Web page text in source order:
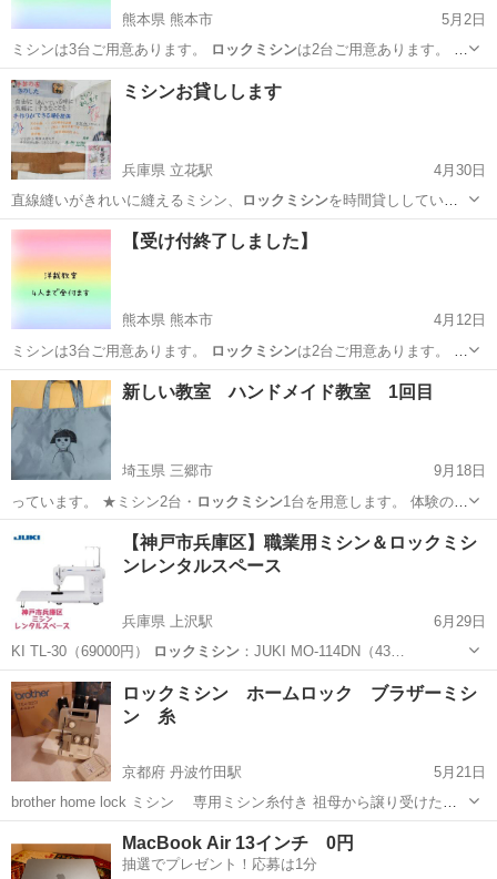
熊本県 熊本市
5月2日
ミシンは3台ご用意あります。
ロックミシンは2台ご用意あります。 使
いなれ…
熊本 熊本市 ものづくり プロフィール
ミシンお貸しします
兵庫県 立花駅
4月30日
直線縫いがきれいに縫えるミシン、
ロックミシンを時間貸ししていま
す。１時間600…
兵庫 尼崎市 立花駅 手芸
【受け付終了しました】
熊本県 熊本市
4月12日
ミシンは3台ご用意あります。
ロックミシンは2台ご用意あります。 使
いなれ…
熊本 熊本市 ものづくり プロフィール
新しい教室 ハンドメイド教室 1回目
埼玉県 三郷市
9月18日
っています。 ★ミシン2台・ ロックミシン1台を用意します。 体験の
後…
埼玉 ものづくり ハンドメイド
【神戸市兵庫区】職業用ミシン＆ロックミシ
ンレンタルスペース
兵庫県 上沢駅
6月29日
KI TL-30（69000円）
ロックミシン：JUKI MO-114DN（43…
兵庫 神戸市 上沢駅 ロックミシン
ロックミシン ホームロック ブラザーミシ
ン 糸
京都府 丹波竹田駅
5月21日
brother home lock ミシン 専用ミシン糸付き 祖母から譲り受けたも
のです。 少しほこり汚れがあります。 通電の確認、針が動くことは確
認済みです。 専用のミシン糸大を15本付きです。 (内12本は新品未...
福知山市 丹波竹田駅 ものづくり
MacBook Air 13インチ 0円
抽選でプレゼント！応募は1分